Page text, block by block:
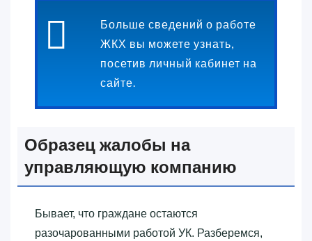
Больше сведений о работе
ЖКХ вы можете узнать,
посетив личный кабинет на
сайте.
Образец жалобы на
управляющую компанию
Бывает, что граждане остаются
разочарованными работой УК. Разберемся,